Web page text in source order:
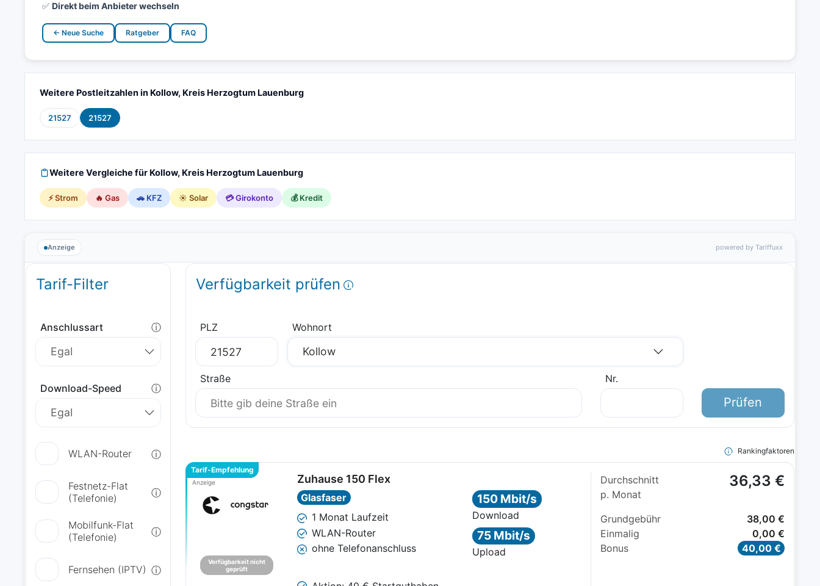
✅ Direkt beim Anbieter wechseln
← Neue Suche Ratgeber FAQ
Weitere Postleitzahlen in Kollow, Kreis Herzogtum Lauenburg
21527 21527
Weitere Vergleiche für Kollow, Kreis Herzogtum Lauenburg
⚡ Strom 🔥 Gas 🚗 KFZ ☀️ Solar 💳 Girokonto 💰 Kredit
Anzeige powered by Tariffuxx